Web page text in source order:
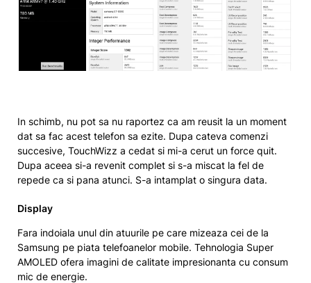
In schimb, nu pot sa nu raportez ca am reusit la un moment
dat sa fac acest telefon sa ezite. Dupa cateva comenzi
succesive, TouchWizz a cedat si mi-a cerut un force quit.
Dupa aceea si-a revenit complet si s-a miscat la fel de
repede ca si pana atunci. S-a intamplat o singura data.
Display
Fara indoiala unul din atuurile pe care mizeaza cei de la
Samsung pe piata telefoanelor mobile. Tehnologia Super
AMOLED ofera imagini de calitate impresionanta cu consum
mic de energie.